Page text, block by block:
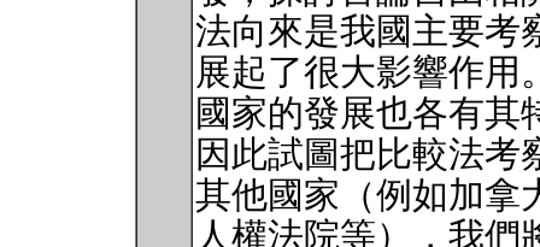
法向來是我國主要考
展起了很大影響作用
國家的發展也各有其
因此試圖把比較法考
其他國家（例如加拿
人權法院等），我們